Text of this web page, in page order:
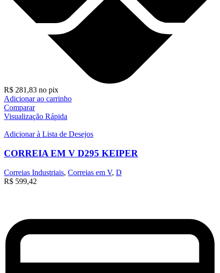
R$ 281,83 no pix
Adicionar ao carrinho
Comparar
Visualização Rápida
Adicionar à Lista de Desejos
CORREIA EM V D295 KEIPER
Correias Industriais, Correias em V, D
R$ 599,42